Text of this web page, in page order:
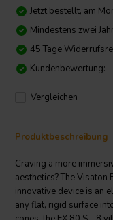
Jetzt bestellt, am
Mindestens zwei
45 Tage
Kundenbewertung:
Vergleichen
Produktbeschreibung
Craving a more
aesthetics? The Visaton
innovative device is an
any flat, rigid surface